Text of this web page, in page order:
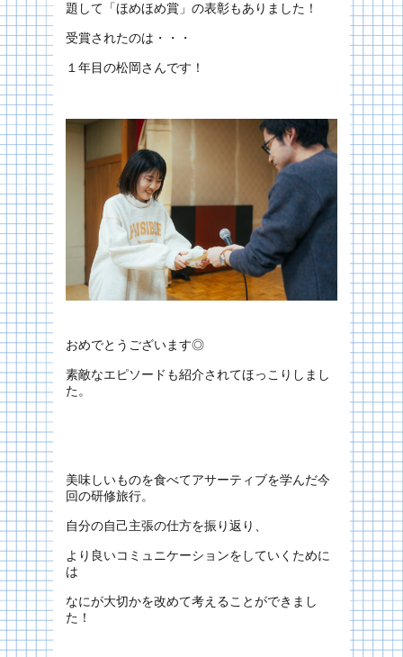
題して「ほめほめ賞」の表彰もありました！
受賞されたのは・・・
１年目の松岡さんです！
おめでとうございます◎
素敵なエピソードも紹介されてほっこりしまし
た。
美味しいものを食べてアサーティブを学んだ今
回の研修旅行。
自分の自己主張の仕方を振り返り、
より良いコミュニケーションをしていくために
は
なにが大切かを改めて考えることができまし
た！